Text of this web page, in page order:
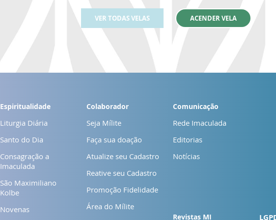
VER TODAS VELAS ACENDER VELA
Espiritualidade
Liturgia Diária
Santo do Dia
Consagração a
Imaculada
São Maximiliano
Kolbe
Novenas
Colaborador
Seja Mílite
Faça sua doação
Atualize seu Cadastro
Reative seu Cadastro
Promoção Fidelidade
Área do Mílite
Comunicação
Rede Imaculada
Editorias
Notícias
Revistas MI